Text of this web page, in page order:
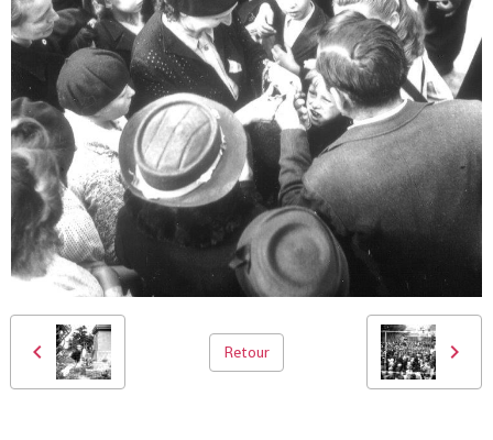
Retour